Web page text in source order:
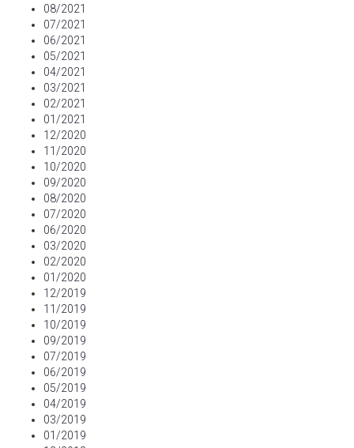
08/2021
07/2021
06/2021
05/2021
04/2021
03/2021
02/2021
01/2021
12/2020
11/2020
10/2020
09/2020
08/2020
07/2020
06/2020
03/2020
02/2020
01/2020
12/2019
11/2019
10/2019
09/2019
07/2019
06/2019
05/2019
04/2019
03/2019
01/2019